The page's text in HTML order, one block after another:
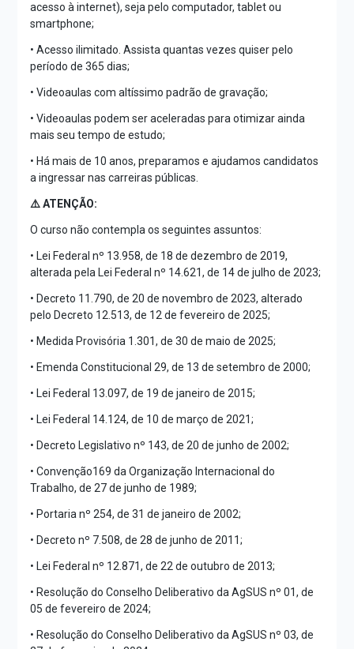
acesso à internet), seja pelo computador, tablet ou
smartphone;
• Acesso ilimitado. Assista quantas vezes quiser pelo
período de 365 dias;
• Videoaulas com altíssimo padrão de gravação;
• Videoaulas podem ser aceleradas para otimizar ainda
mais seu tempo de estudo;
• Há mais de 10 anos, preparamos e ajudamos candidatos
a ingressar nas carreiras públicas.
⚠️ ATENÇÃO:
O curso não contempla os seguintes assuntos:
• Lei Federal nº 13.958, de 18 de dezembro de 2019,
alterada pela Lei Federal nº 14.621, de 14 de julho de 2023;
• Decreto 11.790, de 20 de novembro de 2023, alterado
pelo Decreto 12.513, de 12 de fevereiro de 2025;
• Medida Provisória 1.301, de 30 de maio de 2025;
• Emenda Constitucional 29, de 13 de setembro de 2000;
• Lei Federal 13.097, de 19 de janeiro de 2015;
• Lei Federal 14.124, de 10 de março de 2021;
• Decreto Legislativo nº 143, de 20 de junho de 2002;
• Convenção169 da Organização Internacional do
Trabalho, de 27 de junho de 1989;
• Portaria nº 254, de 31 de janeiro de 2002;
• Decreto nº 7.508, de 28 de junho de 2011;
• Lei Federal nº 12.871, de 22 de outubro de 2013;
• Resolução do Conselho Deliberativo da AgSUS nº 01, de
05 de fevereiro de 2024;
• Resolução do Conselho Deliberativo da AgSUS nº 03, de